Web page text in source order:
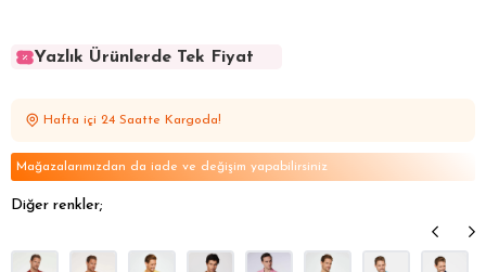
Yazlık Ürünlerde Tek Fiyat
Yazlık Ürünlerde Tek Fiyat
Hafta içi 24 Saatte Kargoda!
Mağazalarımızdan da iade ve değişim yapabilirsiniz
Diğer renkler;